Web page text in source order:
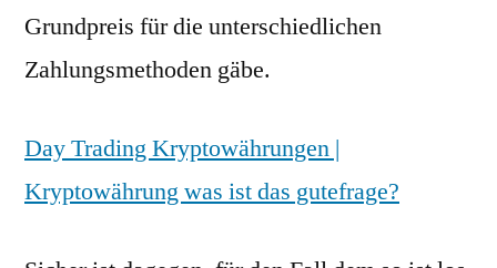
Grundpreis für die unterschiedlichen
Zahlungsmethoden gäbe.
Day Trading Kryptowährungen |
Kryptowährung was ist das gutefrage?